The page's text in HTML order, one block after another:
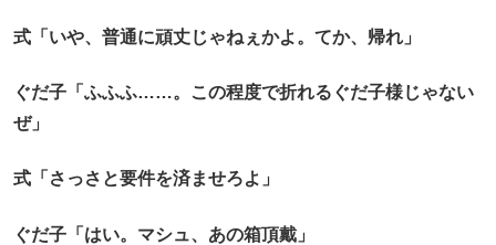
式「いや、普通に頑丈じゃねぇかよ。てか、帰れ」
ぐだ子「ふふふ……。この程度で折れるぐだ子様じゃない
ぜ」
式「さっさと要件を済ませろよ」
ぐだ子「はい。マシュ、あの箱頂戴」